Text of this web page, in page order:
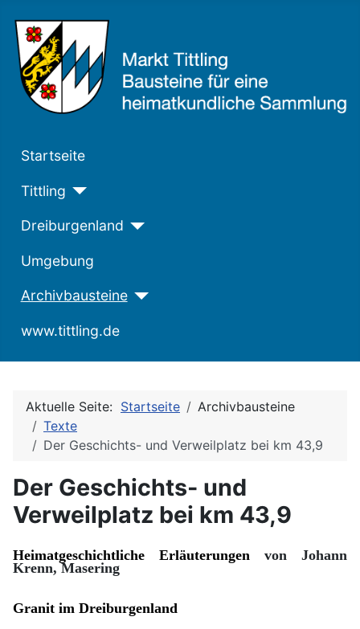
Startseite
Tittling
Dreiburgenland
Umgebung
Archivbausteine
www.tittling.de
Aktuelle Seite: Startseite
Archivbausteine
Texte
Der Geschichts- und Verweilplatz bei km 43,9
Der Geschichts- und
Verweilplatz bei km 43,9
Heimatgeschichtliche Erläuterungen von Johann
Krenn, Masering
Granit im Dreiburgenland